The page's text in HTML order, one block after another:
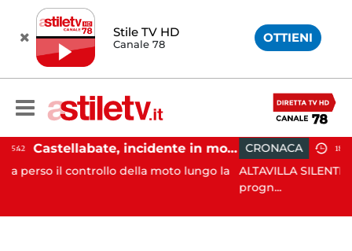
Stile TV HD
Canale 78 OTTIENI
Castellabate, incidente in moto: 27enne in ospedale
della moto lungo la
CRONACA 18:11
ALTAVILLA SILENTINA. Grave